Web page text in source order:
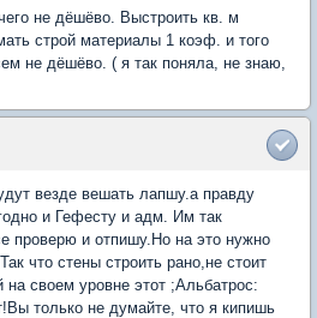
не дёшёво. Выстроить кв. м
строй материалы 1 коэф. и того
не дёшёво. ( я так поняла, не знаю,
везде вешать лапшу.а правду
и Гефесту и адм. Им так
проверю и отпишу.Но на это нужно
что стены строить рано,не стоит
своем уровне этот ;Альбатрос:
только не думайте, что я кипишь